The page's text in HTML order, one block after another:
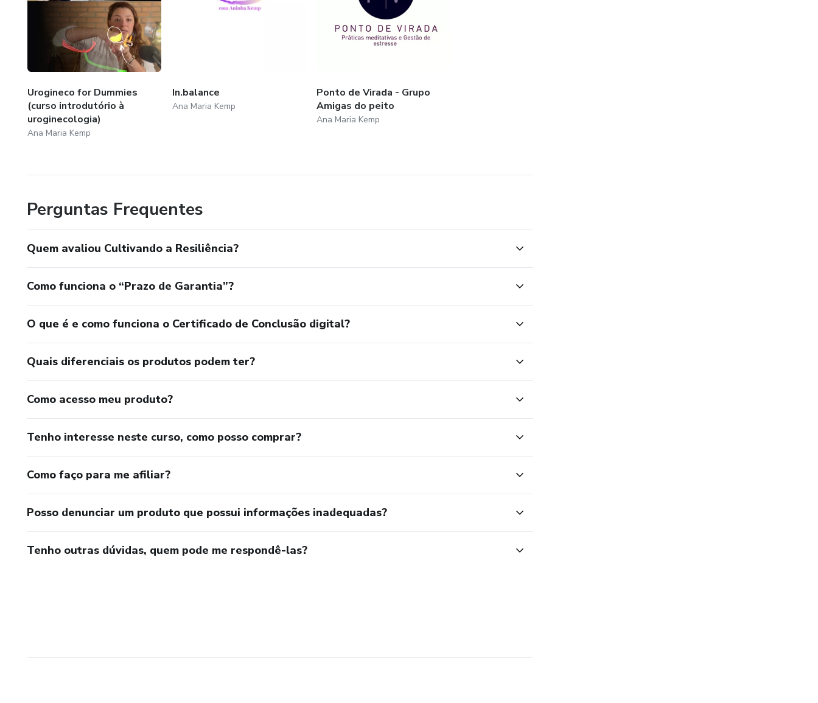
Urogineco for Dummies
(curso introdutório à
uroginecologia)
Ana Maria Kemp
In.balance
Ana Maria Kemp
Ponto de Virada - Grupo
Amigas do peito
Ana Maria Kemp
Perguntas Frequentes
Quem avaliou Cultivando a Resiliência?
Como funciona o “Prazo de Garantia”?
O que é e como funciona o Certificado de Conclusão digital?
Quais diferenciais os produtos podem ter?
Como acesso meu produto?
Tenho interesse neste curso, como posso comprar?
Como faço para me afiliar?
Posso denunciar um produto que possui informações inadequadas?
Tenho outras dúvidas, quem pode me respondê-las?